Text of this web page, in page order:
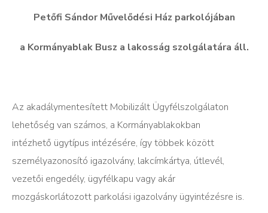
Petőfi Sándor Művelődési Ház parkolójában
a Kormányablak Busz a lakosság szolgálatára áll.
Az akadálymentesített Mobilizált Ügyfélszolgálaton
lehetőség van számos, a Kormányablakokban
intézhető ügytípus intézésére, így többek között
személyazonosító igazolvány, lakcímkártya, útlevél,
vezetői engedély, ügyfélkapu vagy akár
mozgáskorlátozott parkolási igazolvány ügyintézésre is.